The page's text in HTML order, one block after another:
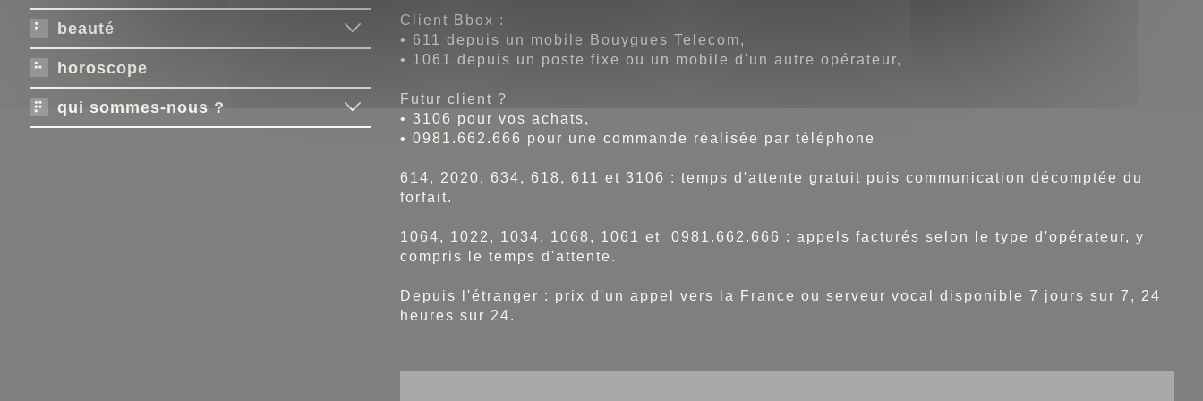
beauté
horoscope
qui sommes-nous ?
Client Bbox :
• 611 depuis un mobile Bouygues Telecom,
• 1061 depuis un poste fixe ou un mobile d'un autre opérateur,
Futur client ?
• 3106 pour vos achats,
• 0981.662.666 pour une commande réalisée par téléphone
614, 2020, 634, 618, 611 et 3106 : temps d'attente gratuit puis communication décomptée du
forfait.
1064, 1022, 1034, 1068, 1061 et 0981.662.666 : appels facturés selon le type d'opérateur, y
compris le temps d'attente.
Depuis l'étranger : prix d'un appel vers la France ou serveur vocal disponible 7 jours sur 7, 24
heures sur 24.